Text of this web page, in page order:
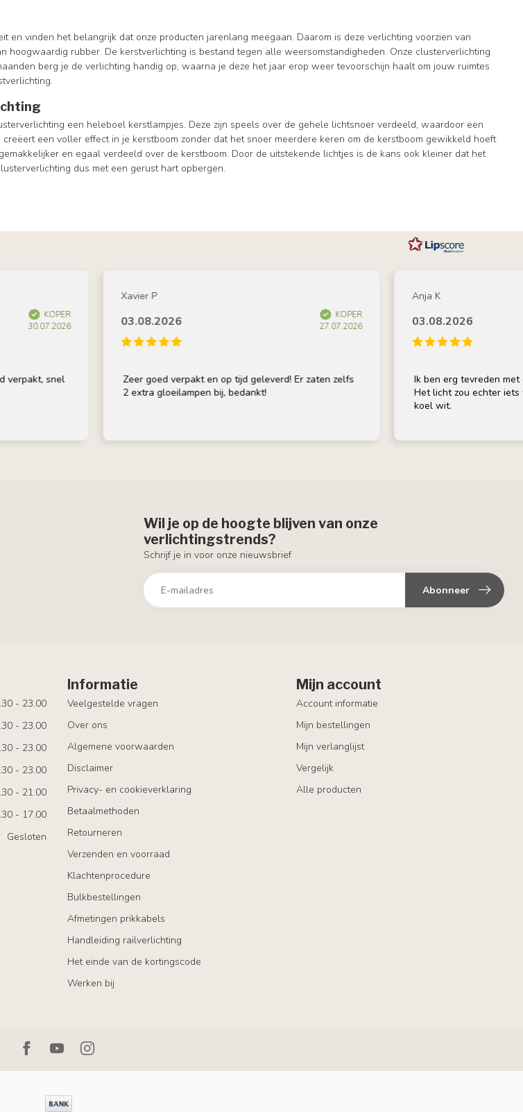
en vinden het belangrijk dat onze producten jarenlang meegaan. Daarom is deze verlichting voorzien van
hoogwaardig rubber. De kerstverlichting is bestand tegen alle weersomstandigheden. Onze clusterverlichting
berg je de verlichting handig op, waarna je deze het jaar erop weer tevoorschijn haalt om jouw ruimtes
een heleboel kerstlampjes. Deze zijn speels over de gehele lichtsnoer verdeeld, waardoor een
creëert een voller effect in je kerstboom zonder dat het snoer meerdere keren om de kerstboom gewikkeld hoeft
en egaal verdeeld over de kerstboom. Door de uitstekende lichtjes is de kans ook kleiner dat het
dus met een gerust hart opbergen.
KOPER
30.07.2026
snel
Xavier P
03.08.2026
KOPER
27.07.2026
Zeer goed verpakt en op tijd geleverd! Er zaten zelfs
2 extra gloeilampen bij, bedankt!
Anja K
03.08.2026
Ik ben erg tevreden met de
Het licht zou echter iets
koel wit.
Wil je op de hoogte blijven van onze
verlichtingstrends?
Schrijf je in voor onze nieuwsbrief
Abonneer
- 23.00
- 23.00
- 23.00
- 23.00
- 21.00
- 17.00
Gesloten
Informatie
Veelgestelde vragen
Over ons
Algemene voorwaarden
Disclaimer
Privacy- en cookieverklaring
Betaalmethoden
Retourneren
Verzenden en voorraad
Klachtenprocedure
Bulkbestellingen
Afmetingen prikkabels
Handleiding railverlichting
Het einde van de kortingscode
Werken bij
Mijn account
Account informatie
Mijn bestellingen
Mijn verlanglijst
Vergelijk
Alle producten